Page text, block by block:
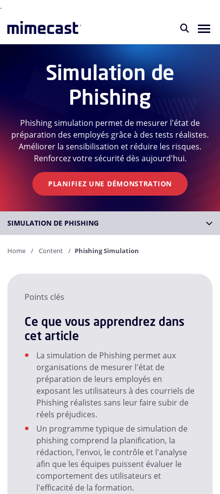
.
Simulation de
Phishing
Phishing simulation permet de mesurer l'état de
préparation des employés grâce à des tests réalistes.
Améliorer la sensibilisation et réduire les risques.
Renforcez votre sécurité dès aujourd'hui.
PLANIFIEZ UNE DÉMONSTRATION
SIMULATION DE PHISHING
Home Content Phishing Simulation
Points clés
Ce que vous apprendrez dans
cet article
La simulation de Phishing permet aux
organisations de mesurer l'état de
préparation de leurs employés en
exposant les utilisateurs à des courriels de
Phishing réalistes sans leur faire subir de
réels préjudices.
Un programme typique de simulation de
phishing comprend la planification, la
rédaction, l'envoi, le contrôle et l'analyse
afin que les équipes puissent évaluer le
comportement des utilisateurs et
l'efficacité de la formation.